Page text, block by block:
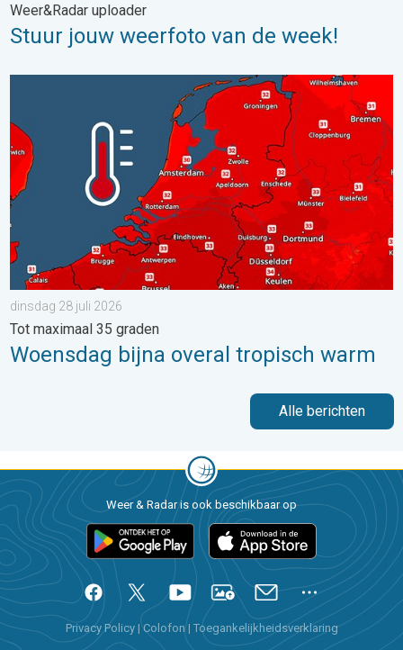
Weer&Radar uploader
Stuur jouw weerfoto van de week!
Woensdag bijna overal tropisch warm. Tot maximaal 35
dinsdag 28 juli 2026
Tot maximaal 35 graden
Woensdag bijna overal tropisch warm
Alle berichten
Weer & Radar is ook beschikbaar op
Privacy Policy |Colofon | Toegankelijkheidsverklaring